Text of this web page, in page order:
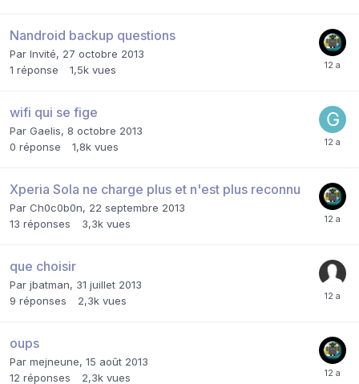
Nandroid backup questions
Par Invité, 27 octobre 2013
1 réponse 1,5k vues
wifi qui se fige
Par Gaelis, 8 octobre 2013
0 réponse 1,8k vues
Xperia Sola ne charge plus et n'est plus reconnu
Par Ch0c0b0n, 22 septembre 2013
13 réponses 3,3k vues
que choisir
Par jbatman, 31 juillet 2013
9 réponses 2,3k vues
oups
Par mejneune, 15 août 2013
12 réponses 2,3k vues